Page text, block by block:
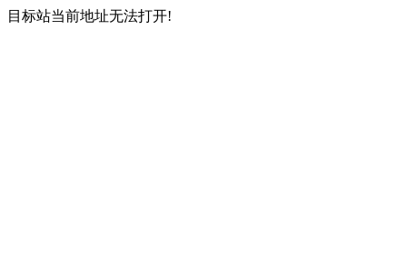
目标站当前地址无法打开!